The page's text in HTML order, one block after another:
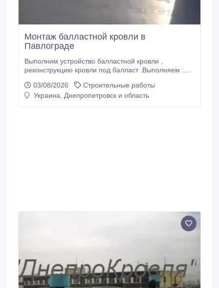
Монтаж балластной кровли в
Павлограде
Выполним устройство балластной кровли ,
реконструкцию кровли под балласт .Выполняем :
разделительного слоя, укладка защитного слоя,
засыпка баласта. Монтаж всех видов фасонных
03/08/2026
Строительные работы
Украина, Днепропетровск и область